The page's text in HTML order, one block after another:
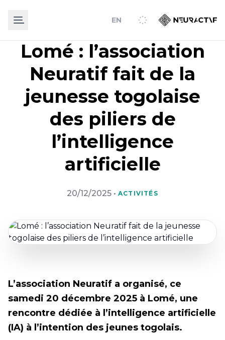
EN
Lomé : l’association
Neuratif fait de la
jeunesse togolaise
des piliers de
l’intelligence
artificielle
20/12/2025 • ACTIVITÉS
L’association Neuratif a organisé, ce
samedi 20 décembre 2025 à Lomé, une
rencontre dédiée à l’intelligence artificielle
(IA) à l’intention des jeunes togolais.